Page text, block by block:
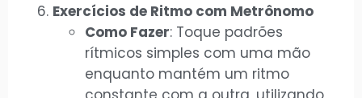
Exercícios de Ritmo com Metrônomo
Como Fazer: Toque padrões
rítmicos simples com uma mão
enquanto mantém um ritmo